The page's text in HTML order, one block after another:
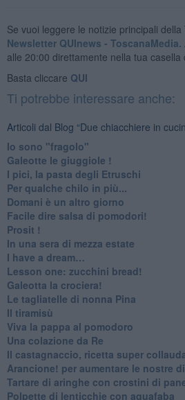
Se vuoi leggere le notizie principali
Newsletter QUInews - ToscanaMedia.
alle 20:00 direttamente nella tua casella
Basta cliccare QUI
Ti potrebbe interessare anche:
Articoli dal Blog “Due chiacchiere in
Io sono "fragolo"
Galeotte le giuggiole !
I pici, la pasta degli Etruschi
Per qualche chilo in più...
Domani è un altro giorno
​Facile dire salsa di pomodori!
Prosit !
​In una sera di mezza estate
I have a dream…
​Lesson one: zucchini bread!
Galeotta la crociera!
Le tagliatelle di nonna Pina
Il tiramisù
Viva la pappa al pomodoro
Una colazione da Re
Il castagnaccio, ricetta super
​Arancione! per aumentare le nostre
Tartare di aringhe con crostini di
Polpette di lenticchie con aquafaba